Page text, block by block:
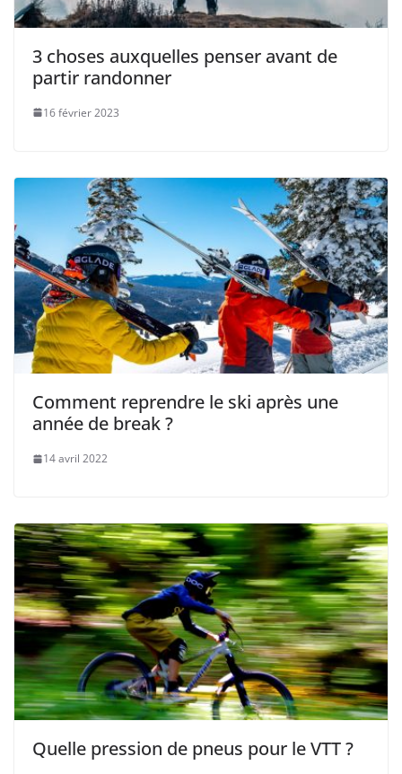
3 choses auxquelles penser avant de
partir randonner
16 février 2023
Comment reprendre le ski après une
année de break ?
14 avril 2022
Quelle pression de pneus pour le VTT ?